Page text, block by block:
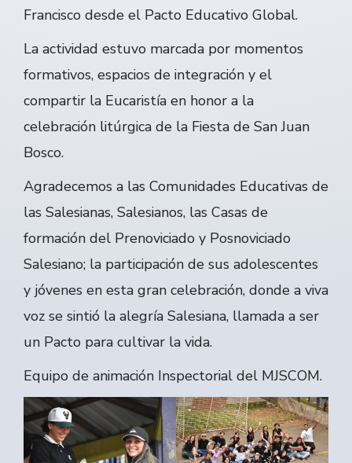
Francisco desde el Pacto Educativo Global.
La actividad estuvo marcada por momentos
formativos, espacios de integración y el
compartir la Eucaristía en honor a la
celebración litúrgica de la Fiesta de San Juan
Bosco.
Agradecemos a las Comunidades Educativas de
las Salesianas, Salesianos, las Casas de
formación del Prenoviciado y Posnoviciado
Salesiano; la participación de sus adolescentes
y jóvenes en esta gran celebración, donde a viva
voz se sintió la alegría Salesiana, llamada a ser
un Pacto para cultivar la vida.
Equipo de animación Inspectorial del MJSCOM.